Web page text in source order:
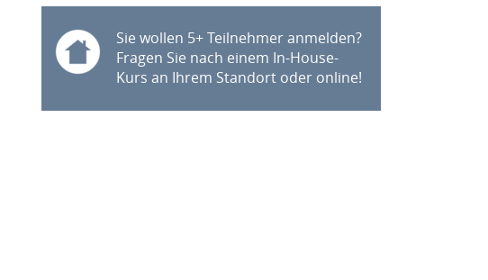
Sie wollen 5+ Teilnehmer anmelden?
Fragen Sie nach einem In-House-
Kurs an Ihrem Standort oder online!